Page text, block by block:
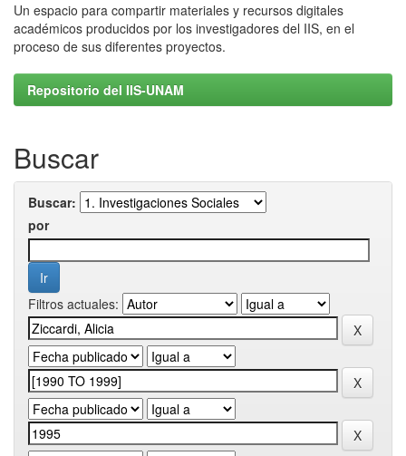
Un espacio para compartir materiales y recursos digitales
académicos producidos por los investigadores del IIS, en el
proceso de sus diferentes proyectos.
Repositorio del IIS-UNAM
Buscar
Buscar:
por
Filtros actuales: